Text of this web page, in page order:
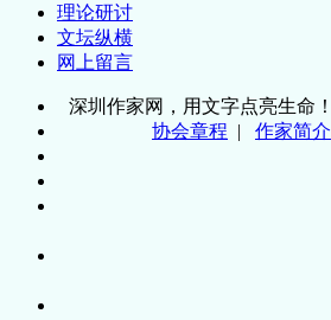
理论研讨
文坛纵横
网上留言
深圳作家网，用文字点亮生命！
协会章程 | 作家简介